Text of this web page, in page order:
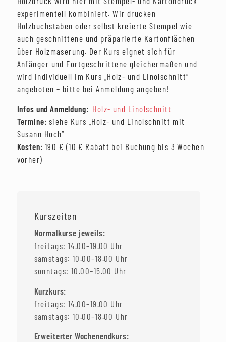
experimentell kombiniert. Wir drucken
Holzbuchstaben oder selbst kreierte Stempel wie
auch geschnittene und präparierte Kartonflächen
über Holzmaserung. Der Kurs eignet sich für
Anfänger und Fortgeschrittene gleichermaßen und
wird individuell im Kurs „Holz- und Linolschnitt“
angeboten – bitte bei Anmeldung angeben!
Infos und Anmeldung: Holz- und Linolschnitt
Termine: siehe Kurs „Holz- und Linolschnitt mit
Susann Hoch“
Kosten: 190 € (10 € Rabatt bei Buchung bis 3 Wochen
vorher)
Kurszeiten
Normalkurse jeweils:
freitags: 14.00–19.00 Uhr
samstags: 10.00–18.00 Uhr
sonntags: 10.00–15.00 Uhr
Kurzkurs:
freitags: 14.00–19.00 Uhr
samstags: 10.00–18.00 Uhr
Erweiterter Wochenendkurs: